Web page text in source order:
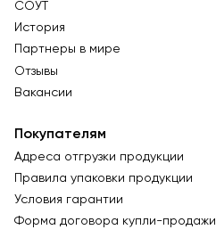
СОУТ
История
Партнеры в мире
Отзывы
Вакансии
Покупателям
Адреса отгрузки продукции
Правила упаковки продукции
Условия гарантии
Форма договора купли-продажи